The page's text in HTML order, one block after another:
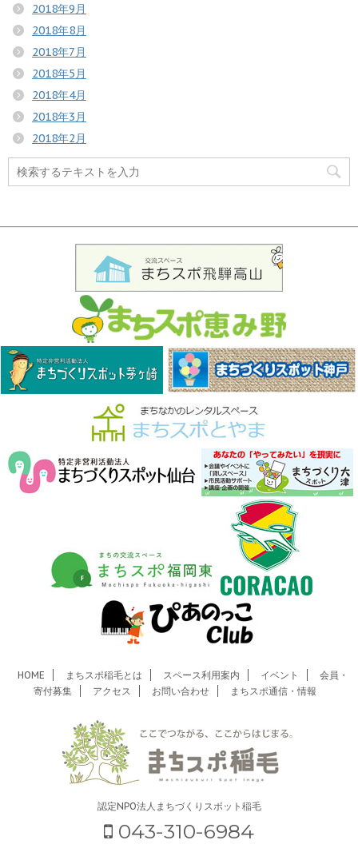
2018年9月
2018年8月
2018年7月
2018年5月
2018年4月
2018年3月
2018年2月
HOME まちスポ稲毛とは スペース利用案内 イベント
会員・
寄付募集
アクセス お問い合わせ まちスポ通信・情報
認定NPO法人まちづくりスポット稲毛
043-310-6984